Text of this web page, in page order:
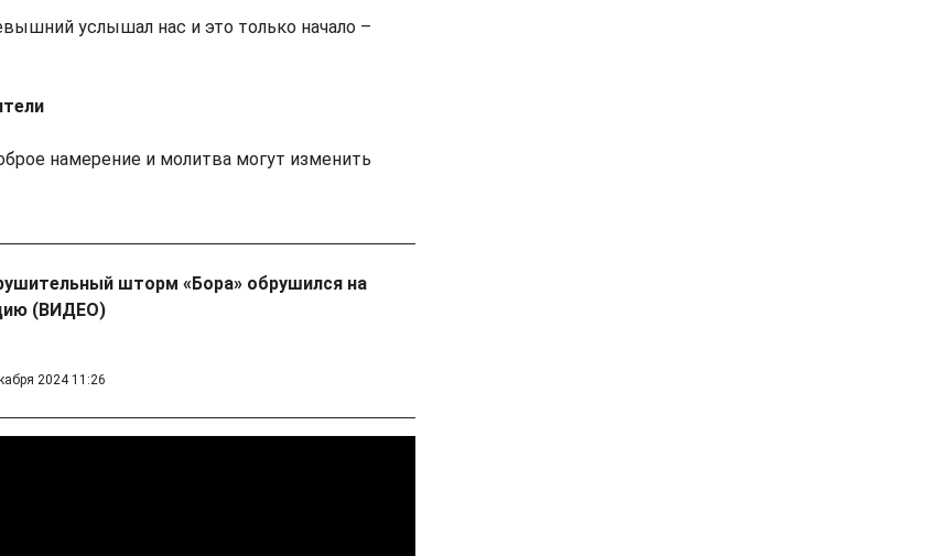
услышал нас и это только начало –
намерение и молитва могут изменить
шторм «Бора» обрушился на
(ВИДЕО)
2024 11:26